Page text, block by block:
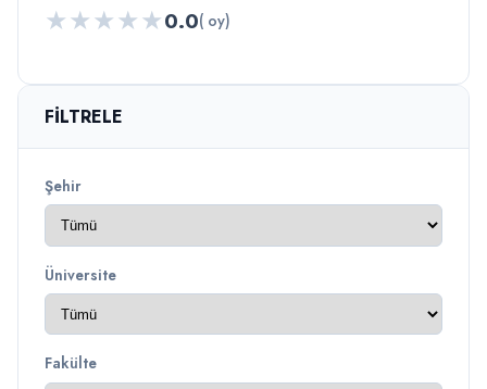
★★★★★0.0( oy)
FILTRELE
Şehir
Üniversite
Fakülte